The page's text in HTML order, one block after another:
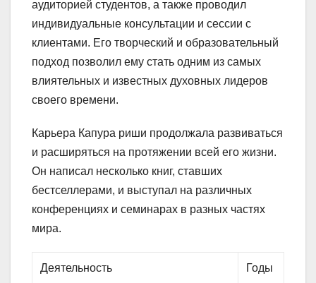
аудиторией студентов, а также проводил
индивидуальные консультации и сессии с
клиентами. Его творческий и образовательный
подход позволил ему стать одним из самых
влиятельных и известных духовных лидеров
своего времени.
Карьера Капура риши продолжала развиваться
и расширяться на протяжении всей его жизни.
Он написал несколько книг, ставших
бестселлерами, и выступал на различных
конференциях и семинарах в разных частях
мира.
Деятельность Годы